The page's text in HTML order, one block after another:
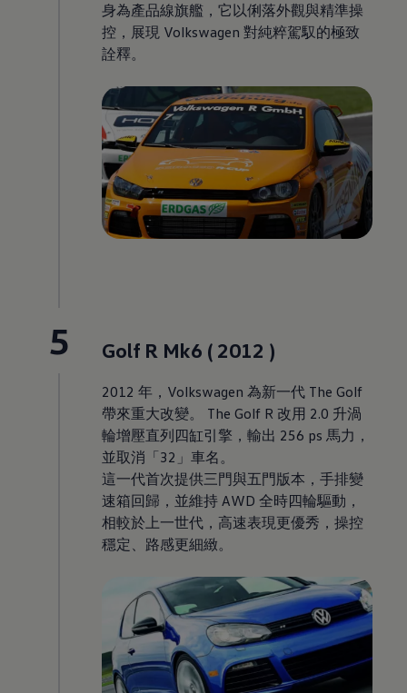
身為產品線旗艦，它以俐落外觀與精準操
控，展現 Volkswagen 對純粹駕馭的極致
詮釋。
5 Golf R Mk6 ( 2012 )
2012 年 ， Volkswagen 為新一代 The Golf
帶來重大改變。 The Golf R 改用 2.0 升渦
輪增壓直列四缸引擎，輸出 256 ps 馬力，
並取消「32」車名。
這一代首次提供三門與五門版本，手排變
速箱回歸，並維持 AWD 全時四輪驅動，
相較於上一世代，高速表現更優秀，操控
穩定、路感更細緻。